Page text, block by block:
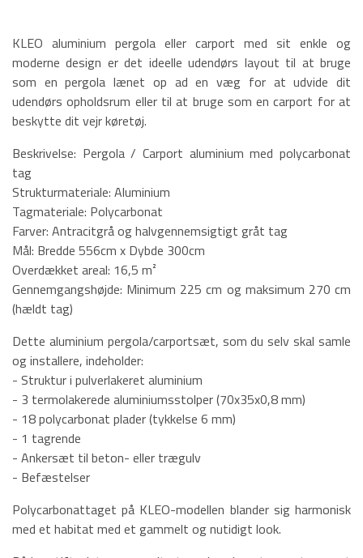
KLEO aluminium pergola eller carport med sit enkle og
moderne design er det ideelle udendørs layout til at bruge
som en pergola lænet op ad en væg for at udvide dit
udendørs opholdsrum eller til at bruge som en carport for at
beskytte dit vejr køretøj.
Beskrivelse: Pergola / Carport aluminium med polycarbonat
tag
Strukturmateriale: Aluminium
Tagmateriale: Polycarbonat
Farver: Antracitgrå og halvgennemsigtigt gråt tag
Mål: Bredde 556cm x Dybde 300cm
Overdækket areal: 16,5 m²
Gennemgangshøjde: Minimum 225 cm og maksimum 270 cm
(hældt tag)
Dette aluminium pergola/carportsæt, som du selv skal samle
og installere, indeholder:
- Struktur i pulverlakeret aluminium
- 3 termolakerede aluminiumsstolper (70x35x0,8 mm)
- 18 polycarbonat plader (tykkelse 6 mm)
- 1 tagrende
- Ankersæt til beton- eller trægulv
- Befæstelser
Polycarbonattaget på KLEO-modellen blander sig harmonisk
med et habitat med et gammelt og nutidigt look.